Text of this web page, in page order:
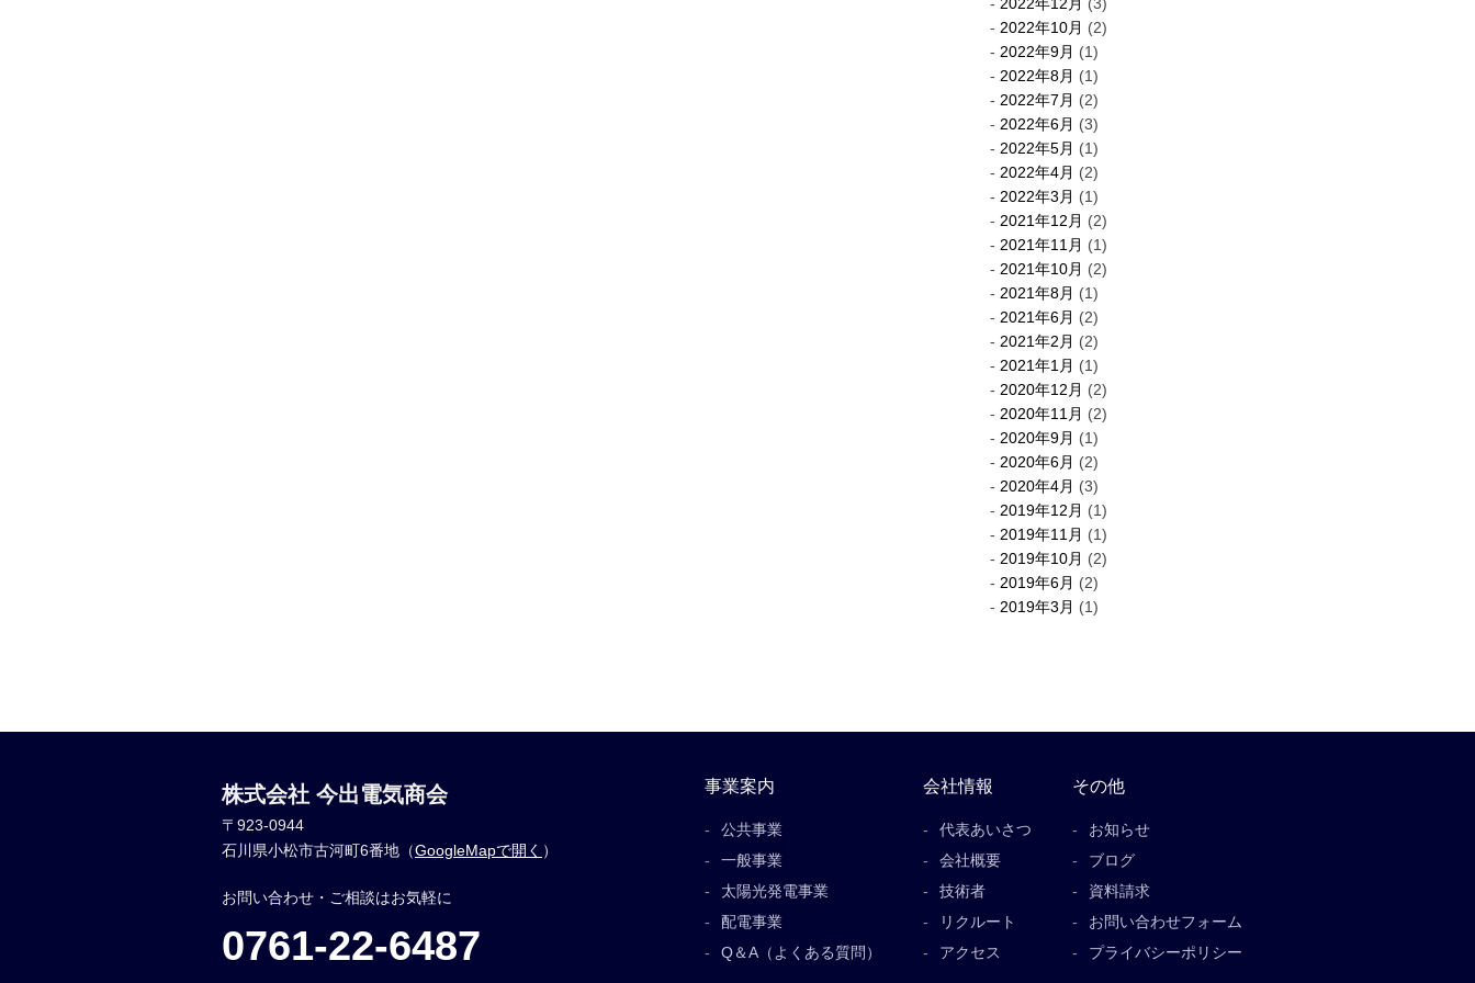
2022年10月 (2)
2022年9月 (1)
2022年8月 (1)
2022年7月 (2)
2022年6月 (3)
2022年5月 (1)
2022年4月 (2)
2022年3月 (1)
2021年12月 (2)
2021年11月 (1)
2021年10月 (2)
2021年8月 (1)
2021年6月 (2)
2021年2月 (2)
2021年1月 (1)
2020年12月 (2)
2020年11月 (2)
2020年9月 (1)
2020年6月 (2)
2020年4月 (3)
2019年12月 (1)
2019年11月 (1)
2019年10月 (2)
2019年6月 (2)
2019年3月 (1)
事業案内
公共事業
一般事業
太陽光発電事業
配電事業
Q＆A（よくある質問）
会社情報
代表あいさつ
会社概要
技術者
リクルート
アクセス
その他
お知らせ
ブログ
資料請求
お問い合わせフォーム
プライバシーポリシー
株式会社 今出電気商会
〒923-0944
石川県小松市古河町6番地（GoogleMapで開く ）
お問い合わせ・ご相談はお気軽に
0761-22-6487